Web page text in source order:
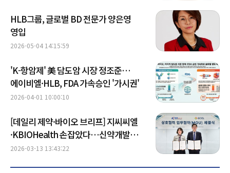
HLB그룹, 글로벌 BD 전문가 양은영
영입
2026-05-04 14:15:59
'K-항암제' 美 담도암 시장 정조준…
에이비엘·HLB, FDA 가속승인 '가시권'
2026-04-01 10:00:10
[데일리 제약·바이오 브리프] 지씨씨엘
·KBIOHealth 손잡았다…신약개발
지원 인프라 협력 확대 外
2026-03-13 13:43:22